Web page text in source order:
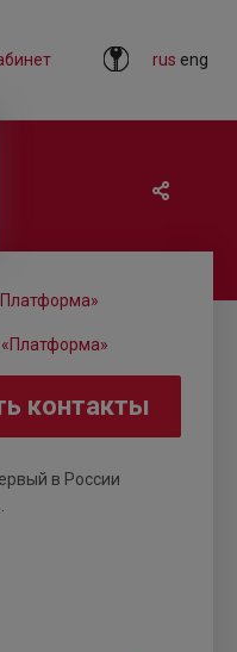
rus eng
контакты
в России